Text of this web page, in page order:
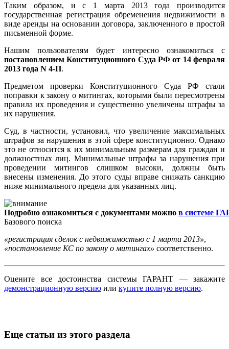
Таким образом, и с 1 марта 2013 года производится
государственная регистрация обременения недвижимости в
виде аренды на основании договора, заключенного в простой
письменной форме.
Нашим пользователям будет интересно ознакомиться с
постановлением Конституционного Суда РФ от 14 февраля
2013 года N 4-П.
Предметом проверки Конституционного Суда РФ стали
поправки к закону о митингах, которыми были пересмотрены
правила их проведения и существенно увеличены штрафы за
их нарушения.
Суд, в частности, установил, что увеличение максимальных
штрафов за нарушения в этой сфере конституционно. Однако
это не относится к их минимальным размерам для граждан и
должностных лиц. Минимальные штрафы за нарушения при
проведении митингов слишком высоки, должны быть
внесены изменения. До этого суды вправе снижать санкцию
ниже минимального предела для указанных лиц.
Подробно ознакомиться с документами можно в системе
Базового поиска
«регистрация сделок с недвижимостью с 1 марта 2013»,
«постановление КС по закону о митингах» соответственно.
Оцените все достоинства системы ГАРАНТ — закажите
демонстрационную версию или купите полную версию.
Еще статьи из этого раздела